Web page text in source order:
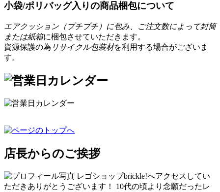
小袋/ポリバッグ入りの商品梱包について
エアクッション（プチプチ）に包み、ご注文数によって封筒
または紙箱に梱包させていただきます。
資源保護の為 リサイクル包装材を利用する場合がございま
す。
店長からのご挨拶
レゴショップbrickle!へアクセスしてい
ただきありがとうございます！ 10代の頃より念願だったレ